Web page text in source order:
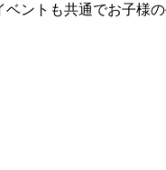
ベントも共通でお子様